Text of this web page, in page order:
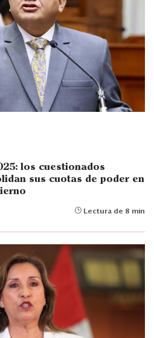
los cuestionados
sus cuotas de poder en
Lectura de 8 min